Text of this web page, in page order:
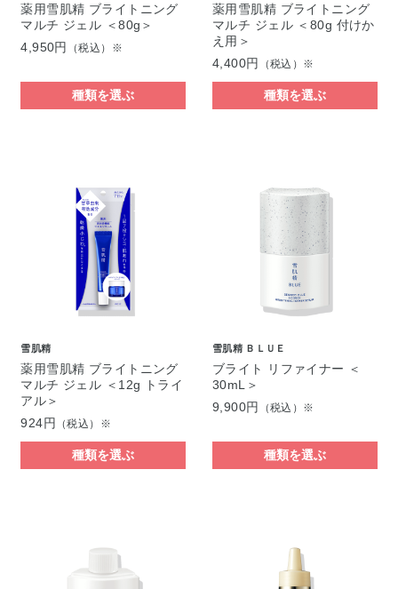
薬用雪肌精 ブライトニング
マルチ ジェル ＜80g＞
4,950円
（税込）※
種類を選ぶ
薬用雪肌精 ブライトニング
マルチ ジェル ＜80g 付けか
え用＞
4,400円
（税込）※
種類を選ぶ
雪肌精
薬用雪肌精 ブライトニング
マルチ ジェル ＜12g トライ
アル＞
924円
（税込）※
種類を選ぶ
雪肌精 ＢＬＵＥ
ブライト リファイナー ＜
30mL＞
9,900円
（税込）※
種類を選ぶ